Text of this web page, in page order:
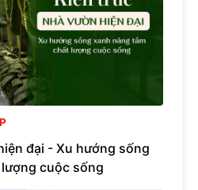
đại - Xu hướng sống
cuộc sống